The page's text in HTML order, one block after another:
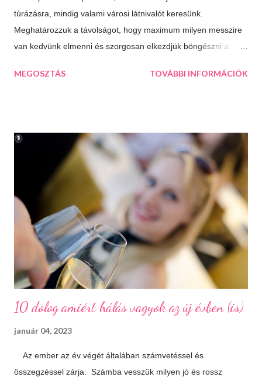
túrázásra, mindig valami városi látnivalót keresünk.
Meghatározzuk a távolságot, hogy maximum milyen messzire
van kedvünk elmenni és szorgosan elkezdjük böngészni a
települést. Így esett a választásunk következő úticélként
lakott, bővelkedik régészeti feltárásokban és kincsekben,
melyeket a város a mai napig lelkiismeretesen ápol és büszkén
meg is mutat a világnak. A százhalom előtag a település
határában húzódó halomsírokra utal, melyeket ma is meg lehet
tekinteni a régészeti parkban. De még mielőtt ide eljutnánk,
érdemes megállni a gyönyörűen felújított főtéren, ahol a
Makovecz Imre által tervezett Szent István Templom magas...
MEGOSZTÁS TOVÁBBI INFORMÁCIÓK
10 dolog amiért hálás vagyok az új évben (is)
január 04, 2023
Az ember az év végét általában számvetéssel és
összegzéssel zárja. Számba vesszük milyen jó és rossz